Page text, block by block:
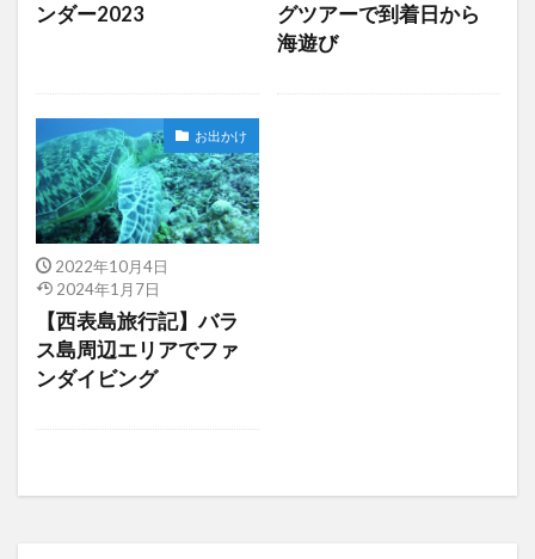
ンダー2023
グツアーで到着日から
海遊び
お出かけ
2022年10月4日
2024年1月7日
【西表島旅行記】バラ
ス島周辺エリアでファ
ンダイビング